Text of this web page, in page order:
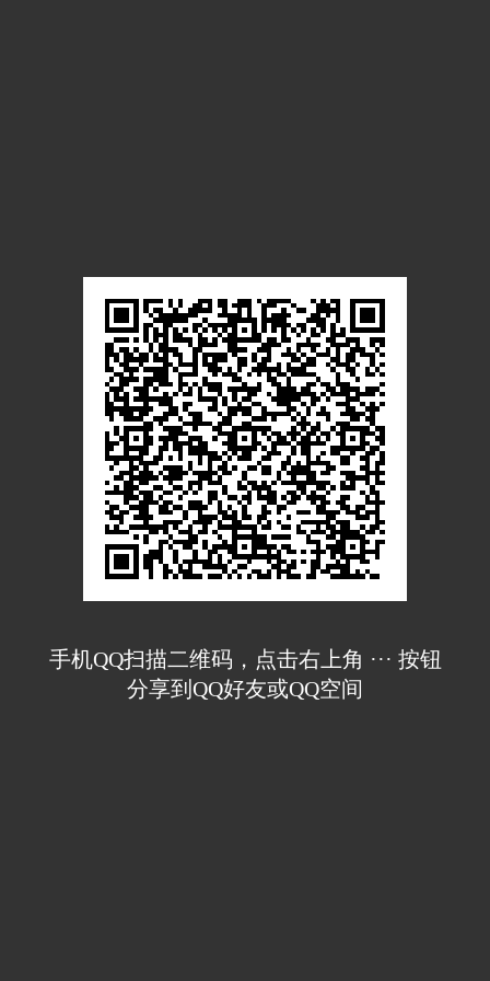
手机QQ扫描二维码，点击右上角 ··· 按钮
分享到QQ好友或QQ空间